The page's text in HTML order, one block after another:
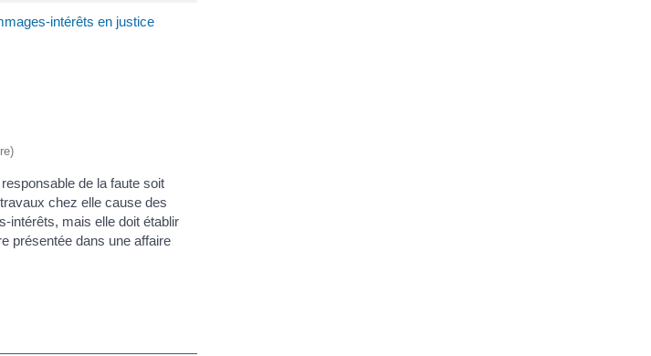
intérêts en justice
de la faute soit
chez elle cause des
intérêts, mais elle doit établir
présentée dans une affaire